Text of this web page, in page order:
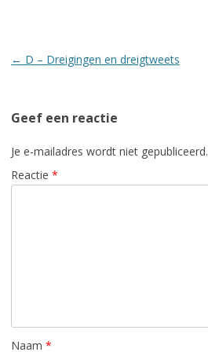
Berichtnavigatie
← D – Dreigingen en dreigtweets
Geef een reactie
Je e-mailadres wordt niet gepubliceerd.
Reactie *
Naam *